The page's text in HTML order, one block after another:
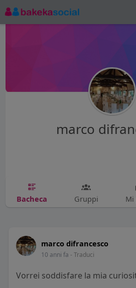
marco
Bacheca Gruppi Mi
marco difrancesco
10 anni fa - Traduci
Vorrei soddisfare la mia